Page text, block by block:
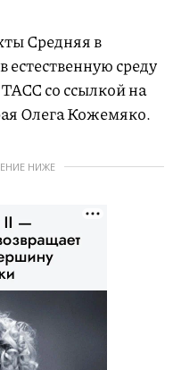
Средняя в
среду
ТАСС со ссылкой на
Олега Кожемяко.
НИЖЕ